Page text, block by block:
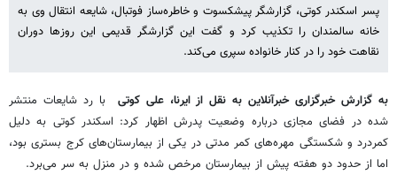
پسر اسکندر کوتی، گزارشگر پیشکسوت و خاطره‌ساز فوتبال، شایعه انتقال وی به
خانه سالمندان را تکذیب کرد و گفت این گزارشگر قدیمی این روزها دوران
نقاهت خود را در کنار خانواده سپری می‌کند.
به گزارش خبرگزاری خبرآنلاین به نقل از ایرنا، علی کوتی با رد شایعات منتشر
شده در فضای مجازی درباره وضعیت پدرش اظهار کرد: اسکندر کوتی به دلیل
کمردرد و شکستگی مهره‌های کمر مدتی در یکی از بیمارستان‌های کرج بستری بود،
اما از حدود دو هفته پیش از بیمارستان مرخص شده و در منزل به سر می‌برد.